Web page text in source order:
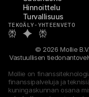
Hinnoittelu
Turvallisuus
TEKOÄLY-YHTEENVETO
© 2026 Mollie B.V.
Vastuullisen
Mollie on
finanssipalveluja ja
kuningaskunnan osana